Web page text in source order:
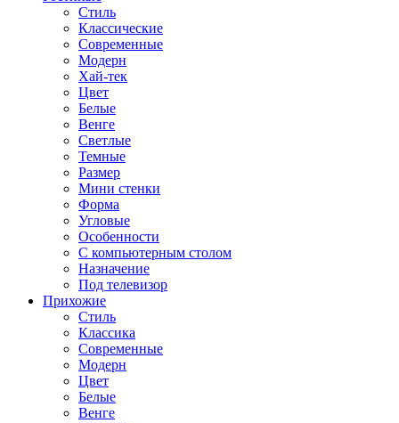
Стиль
Классические
Современные
Модерн
Хай-тек
Цвет
Белые
Венге
Светлые
Темные
Размер
Мини стенки
Форма
Угловые
Особенности
С компьютерным столом
Назначение
Под телевизор
Прихожие
Стиль
Классика
Современные
Модерн
Цвет
Белые
Венге